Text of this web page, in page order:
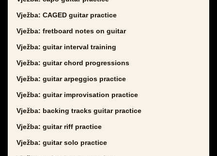
Vježba: CAGED guitar practice
Vježba: fretboard notes on guitar
Vježba: guitar interval training
Vježba: guitar chord progressions
Vježba: guitar arpeggios practice
Vježba: guitar improvisation practice
Vježba: backing tracks guitar practice
Vježba: guitar riff practice
Vježba: guitar solo practice